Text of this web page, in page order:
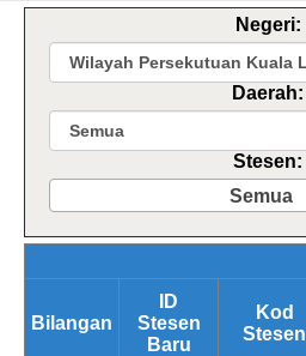
Negeri:
Daerah:
Stesen:
Semua
Bilangan
ID
Stesen
Baru
Kod
Stesen